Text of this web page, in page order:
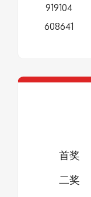
919104
608641
首奖
二奖